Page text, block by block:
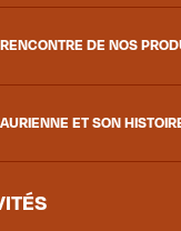
DE NOS
ET SON
d'histoire
73300